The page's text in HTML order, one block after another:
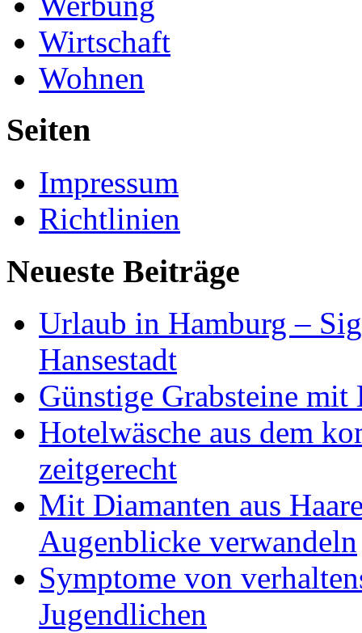
Wirtschaft
Wohnen
Seiten
Impressum
Richtlinien
Neueste Beiträge
Urlaub in Hamburg –
Hansestadt
Günstige Grabsteine mit
Hotelwäsche aus dem
zeitgerecht
Mit Diamanten aus
Augenblicke verwandeln
Symptome von
Jugendlichen